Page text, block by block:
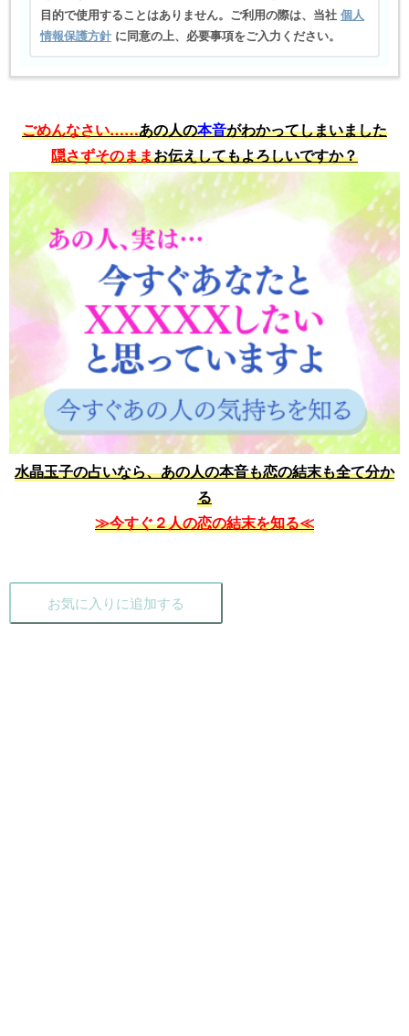
目的で使用することはありません。ご利用の際は、当社 個人
情報保護方針 に同意の上、必要事項をご入力ください。
ごめんなさい……あの人の本音がわかってしまいました
隠さずそのままお伝えしてもよろしいですか？
水晶玉子の占いなら、あの人の本音も恋の結末も全て分か
る
≫今すぐ２人の恋の結末を知る≪
お気に入りに追加する